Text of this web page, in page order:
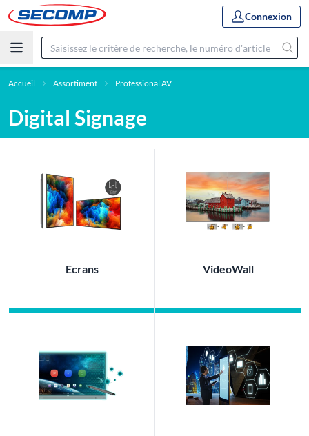
Connexion
Accueil Assortiment Professional AV
Digital Signage
Ecrans VideoWall